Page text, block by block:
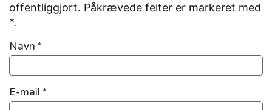
offentliggjort. Påkrævede felter er markeret med
*.
Navn *
E-mail *